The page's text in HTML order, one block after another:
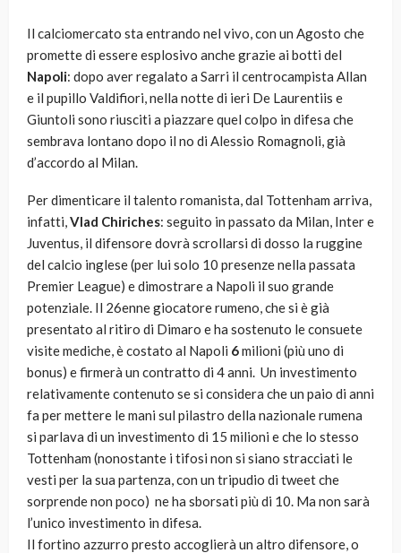
Il calciomercato sta entrando nel vivo, con un Agosto che
promette di essere esplosivo anche grazie ai botti del
Napoli: dopo aver regalato a Sarri il centrocampista Allan
e il pupillo Valdifiori, nella notte di ieri De Laurentiis e
Giuntoli sono riusciti a piazzare quel colpo in difesa che
sembrava lontano dopo il no di Alessio Romagnoli, già
d’accordo al Milan.
Per dimenticare il talento romanista, dal Tottenham arriva,
infatti,Vlad Chiriches: seguito in passato da Milan, Inter e
Juventus, il difensore dovrà scrollarsi di dosso la ruggine
del calcio inglese (per lui solo 10 presenze nella passata
Premier League) e dimostrare a Napoli il suo grande
potenziale. Il 26enne giocatore rumeno, che si è già
presentato al ritiro di Dimaro e ha sostenuto le consuete
visite mediche, è costato al Napoli 6milioni (più uno di
bonus) e firmerà un contratto di 4 anni. Un investimento
relativamente contenuto se si considera che un paio di anni
fa per mettere le mani sul pilastro della nazionale rumena
si parlava di un investimento di 15 milioni e che lo stesso
Tottenham (nonostante i tifosi non si siano stracciati le
vesti per la sua partenza, con un tripudio di tweet che
sorprende non poco) ne ha sborsati più di 10. Ma non sarà
l’unico investimento in difesa.
Il fortino azzurro presto accoglierà un altro difensore, o